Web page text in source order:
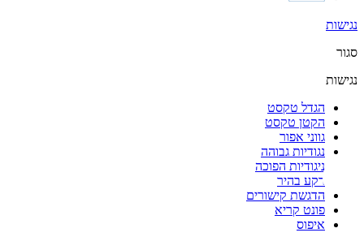
נגישות
סגור
נגישות
הגדל טקסט
הקטן טקסט
גווני אפור
נגודיות גבוהה
ניגודיות הפוכה
רקע בהיר
הדגשת קישורים
פונט קריא
איפוס